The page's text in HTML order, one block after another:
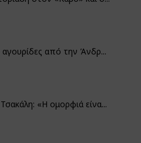
αγουρίδες από την Άνδρ...
«Η ομορφιά είνα...